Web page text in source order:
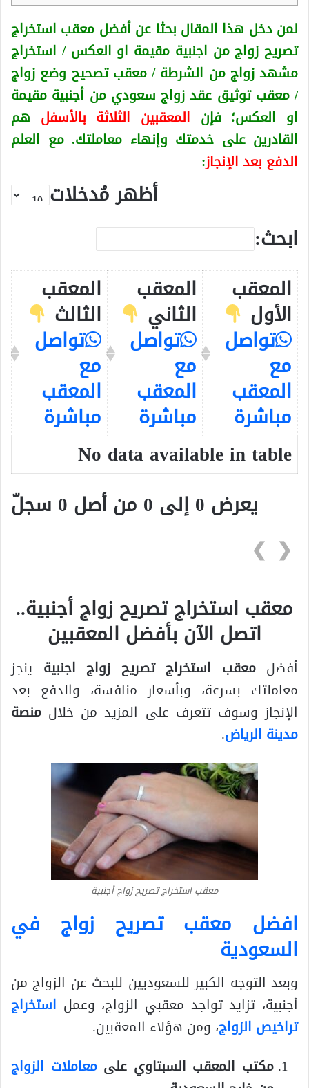
لمن دخل هذا المقال بحثا عن أفضل معقب استخراج
تصريح زواج من اجنبية مقيمة او العكس/ استخراج
مشهد زواج من الشرطة / معقب تصحيح وضع زواج
/ معقب توثيق عقد زواج سعودي من أجنبية مقيمة
او العكس؛ فإن المعقبين الثلاثة بالأسفل هم
القادرين على خدمتك وإنهاء معاملتك. مع العلم
الدفع بعد الإنجاز:
أظهر مُدخلات
ابحث:
المعقب
الأول
تواصل
مع
المعقب
مباشرة
المعقب
الثاني
تواصل
مع
المعقب
مباشرة
المعقب
الثالث
تواصل
مع
المعقب
مباشرة
No data available in table
يعرض 0 إلى 0 من أصل 0 سجلّ
❮
❯
معقب استخراج تصريح زواج أجنبية..
اتصل الآن بأفضل المعقبين
أفضل معقب استخراج تصريح زواج اجنبية ينجز
معاملتك بسرعة، وبأسعار منافسة، والدفع بعد
الإنجاز وسوف تتعرف على المزيد من خلال منصة
مدينة الرياض.
معقب استخراج تصريح زواج أجنبية
افضل معقب تصريح زواج في
السعودية​
وبعد التوجه الكبير للسعوديين للبحث عن الزواج من
أجنبية، تزايد تواجد معقبي الزواج، وعمل استخراج
تراخيص الزواج، ومن هؤلاء المعقبين.
مكتب المعقب السبتاوي على معاملات الزواج